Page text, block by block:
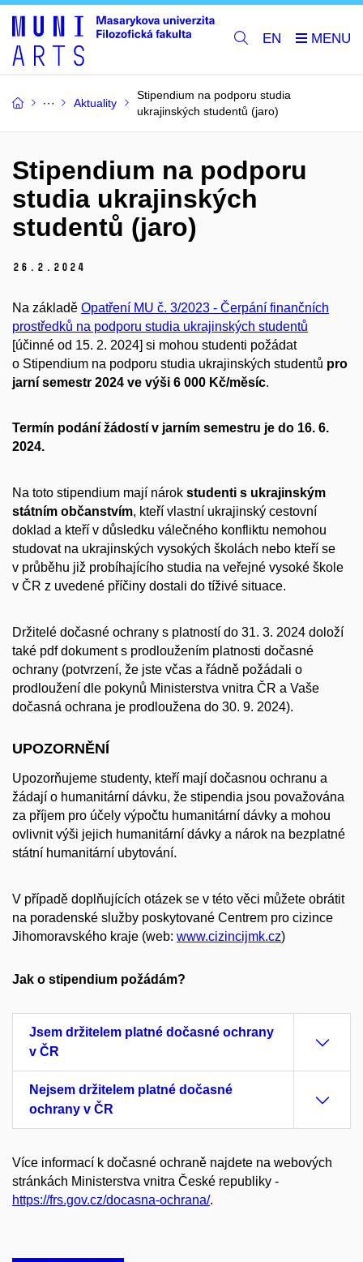
EN
Aktuality
Stipendium na podporu studia
ukrajinských studentů (jaro)
Stipendium na podporu
studia ukrajinských
studentů (jaro)
26. 2. 2024
Na základě Opatření MU č. 3/2023 - Čerpání finančních
prostředků na podporu studia ukrajinských studentů
[účinné od 15. 2. 2024] si mohou studenti požádat
o Stipendium na podporu studia ukrajinských studentů pro
jarní semestr 2024 ve výši 6 000 Kč/měsíc.
Termín podání žádostí v jarním semestru je do 16. 6.
2024.
Na toto stipendium mají nárok studenti s ukrajinským
státním občanstvím, kteří vlastní ukrajinský cestovní
doklad a kteří v důsledku válečného konfliktu nemohou
studovat na ukrajinských vysokých školách nebo kteří se
v průběhu již probíhajícího studia na veřejné vysoké škole
v ČR z uvedené příčiny dostali do tíživé situace.
Držitelé dočasné ochrany s platností do 31. 3. 2024 doloží
také pdf dokument s prodloužením platnosti dočasné
ochrany (potvrzení, že jste včas a řádně požádali o
prodloužení dle pokynů Ministerstva vnitra ČR a Vaše
dočasná ochrana je prodloužena do 30. 9. 2024).
UPOZORNĚNÍ
Upozorňujeme studenty, kteří mají dočasnou ochranu a
žádají o humanitární dávku, že stipendia jsou považována
za příjem pro účely výpočtu humanitární dávky a mohou
ovlivnit výši jejich humanitární dávky a nárok na bezplatné
státní humanitární ubytování.
V případě doplňujících otázek se v této věci můžete obrátit
na poradenské služby poskytované Centrem pro cizince
Jihomoravského kraje (web: www.cizincijmk.cz)
Jak o stipendium požádám?
Jsem držitelem platné dočasné ochrany
v ČR
Nejsem držitelem platné dočasné
ochrany v ČR
Více informací k dočasné ochraně najdete na webových
stránkách Ministerstva vnitra České republiky -
https://frs.gov.cz/docasna-ochrana/.